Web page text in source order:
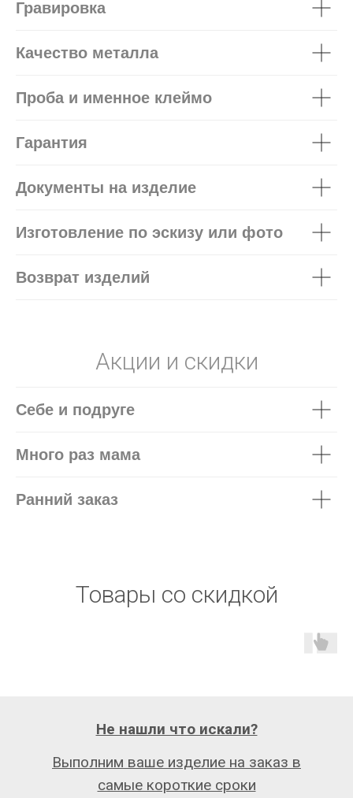
Гравировка
Качество металла
Проба и именное клеймо
Гарантия
Документы на изделие
Изготовление по эскизу или фото
Возврат изделий
Акции и скидки
Себе и подруге
Много раз мама
Ранний заказ
Товары со скидкой
Выполним ваше изделие на заказ в
самые короткие сроки
Не нашли что искали?